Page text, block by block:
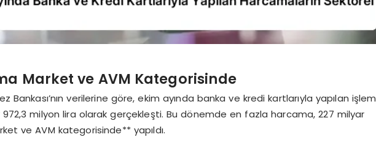
Market ve AVM Kategorisinde
Bankası’nın verilerine göre, ekim ayında banka ve kredi kartlarıyla yapılan işlem
972,3 milyon lira olarak gerçekleşti. Bu dönemde en fazla harcama, 227 milyar
ve AVM kategorisinde** yapıldı.